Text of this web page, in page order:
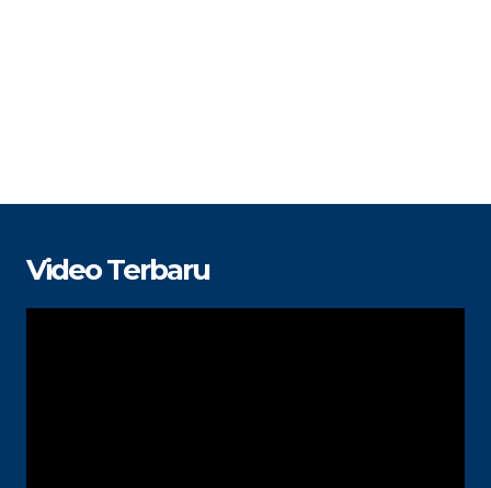
Video Terbaru